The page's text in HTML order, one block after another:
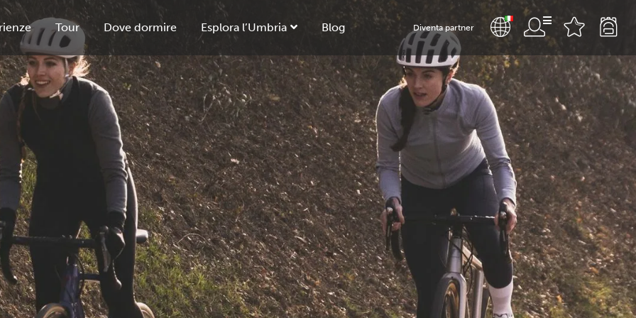
Tour Dove dormire Esplora l’Umbria Blog Diventa partner